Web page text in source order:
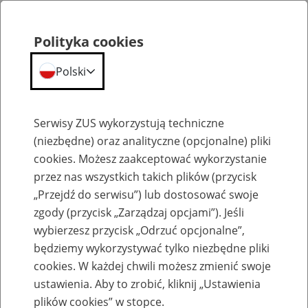
Szkolenia
Zaproś ZUS do siebie: Aktywni 50+
Polityka cookies
Polski
Serwisy ZUS wykorzystują techniczne
(niezbędne) oraz analityczne (opcjonalne) pliki
cookies. Możesz zaakceptować wykorzystanie
przez nas wszystkich takich plików (przycisk
„Przejdź do serwisu”) lub dostosować swoje
zgody (przycisk „Zarządzaj opcjami”). Jeśli
wybierzesz przycisk „Odrzuć opcjonalne”,
będziemy wykorzystywać tylko niezbędne pliki
cookies. W każdej chwili możesz zmienić swoje
ustawienia. Aby to zrobić, kliknij „Ustawienia
plików cookies” w stopce.